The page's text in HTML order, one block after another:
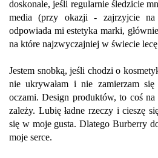
doskonale, jeśli regularnie śledzicie
media (przy okazji - zajrzyjcie
odpowiada mi estetyka marki,
na które najzwyczajniej w świecie
Jestem snobką, jeśli chodzi o
nie ukrywałam i nie zamierzam
oczami. Design produktów, to coś
zależy. Lubię ładne rzeczy i cieszę
się w moje gusta. Dlatego Burberry
moje serce.